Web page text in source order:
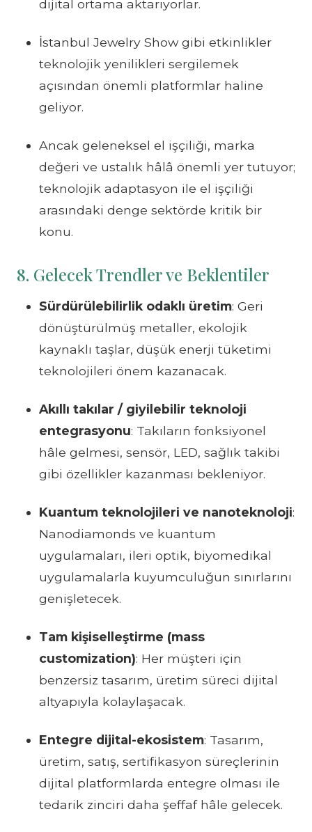
dijital ortama aktarıyorlar.
İstanbul Jewelry Show gibi etkinlikler
teknolojik yenilikleri sergilemek
açısından önemli platformlar haline
geliyor.
Ancak geleneksel el işçiliği, marka
değeri ve ustalık hâlâ önemli yer tutuyor;
teknolojik adaptasyon ile el işçiliği
arasındaki denge sektörde kritik bir
konu.
8. Gelecek Trendler ve Beklentiler
Sürdürülebilirlik odaklı üretim: Geri
dönüştürülmüş metaller, ekolojik
kaynaklı taşlar, düşük enerji tüketimi
teknolojileri önem kazanacak.
Akıllı takılar / giyilebilir teknoloji
entegrasyonu: Takıların fonksiyonel
hâle gelmesi, sensör, LED, sağlık takibi
gibi özellikler kazanması bekleniyor.
Kuantum teknolojileri ve nanoteknoloji:
Nanodiamonds ve kuantum
uygulamaları, ileri optik, biyomedikal
uygulamalarla kuyumculuğun sınırlarını
genişletecek.
Tam kişiselleştirme (mass
customization): Her müşteri için
benzersiz tasarım, üretim süreci dijital
altyapıyla kolaylaşacak.
Entegre dijital-ekosistem: Tasarım,
üretim, satış, sertifikasyon süreçlerinin
dijital platformlarda entegre olması ile
tedarik zinciri daha şeffaf hâle gelecek.